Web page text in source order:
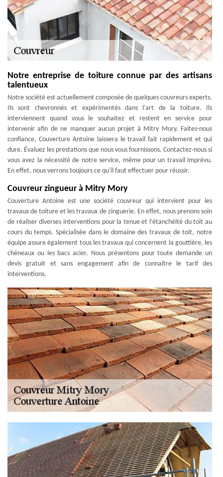
Notre entreprise de toiture connue par des artisans
talentueux
Notre société est actuellement composée de quelques couvreurs experts.
Ils sont chevronnés et expérimentés dans l'art de la toiture. Ils
interviennent quand vous le souhaitez et restent en service pour
intervenir afin de ne manquer aucun projet à Mitry Mory. Faites-nous
confiance, Couverture Antoine laissera le travail fait rapidement et qui
dure. Évaluez les prestations que nous vous fournissons. Contactez-nous si
vous avez la nécessité de notre service, même pour un travail imprévu.
En effet, nous verrons toujours ce qu'il faut effectuer pour réussir.
Couvreur zingueur à Mitry Mory
Couverture Antoine est une société couvreur qui intervient pour les
travaux de toiture et les travaux de zinguerie. En effet, nous prenons soin
de réaliser diverses interventions pour la tenue et l’étanchéité du toit au
cours du temps. Spécialisée dans le domaine des travaux de toit, notre
équipe assure également tous les travaux qui concernent la gouttière, les
chéneaux ou les bacs acier. Nous présentons pour toute demande un
devis gratuit et sans engagement afin de connaître le tarif des
interventions.